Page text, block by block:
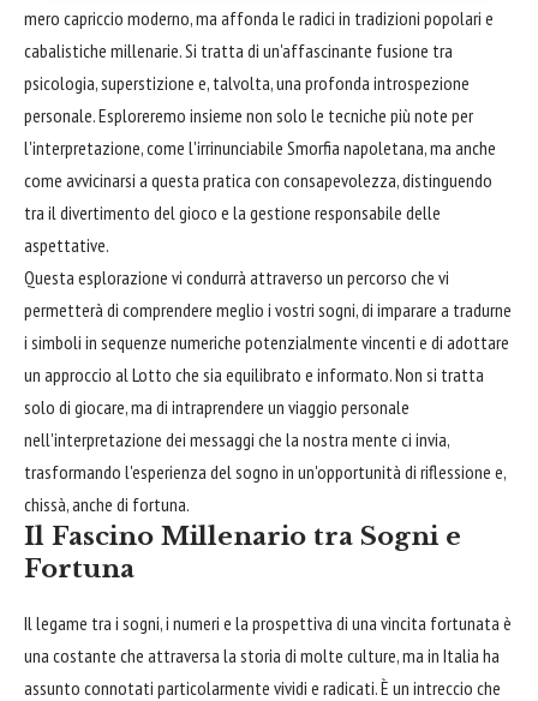
mero capriccio moderno, ma affonda le radici in tradizioni popolari e
cabalistiche millenarie. Si tratta di un'affascinante fusione tra
psicologia, superstizione e, talvolta, una profonda introspezione
personale. Esploreremo insieme non solo le tecniche più note per
l'interpretazione, come l'irrinunciabile Smorfia napoletana, ma anche
come avvicinarsi a questa pratica con consapevolezza, distinguendo
tra il divertimento del gioco e la gestione responsabile delle
aspettative.
Questa esplorazione vi condurrà attraverso un percorso che vi
permetterà di comprendere meglio i vostri sogni, di imparare a tradurne
i simboli in sequenze numeriche potenzialmente vincenti e di adottare
un approccio al Lotto che sia equilibrato e informato. Non si tratta
solo di giocare, ma di intraprendere un viaggio personale
nell'interpretazione dei messaggi che la nostra mente ci invia,
trasformando l'esperienza del sogno in un'opportunità di riflessione e,
chissà, anche di fortuna.
Il Fascino Millenario tra Sogni e
Fortuna
Il legame tra i sogni, i numeri e la prospettiva di una vincita fortunata è
una costante che attraversa la storia di molte culture, ma in Italia ha
assunto connotati particolarmente vividi e radicati. È un intreccio che